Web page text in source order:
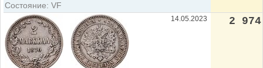
Состояние: VF
14.05.2023 2 974